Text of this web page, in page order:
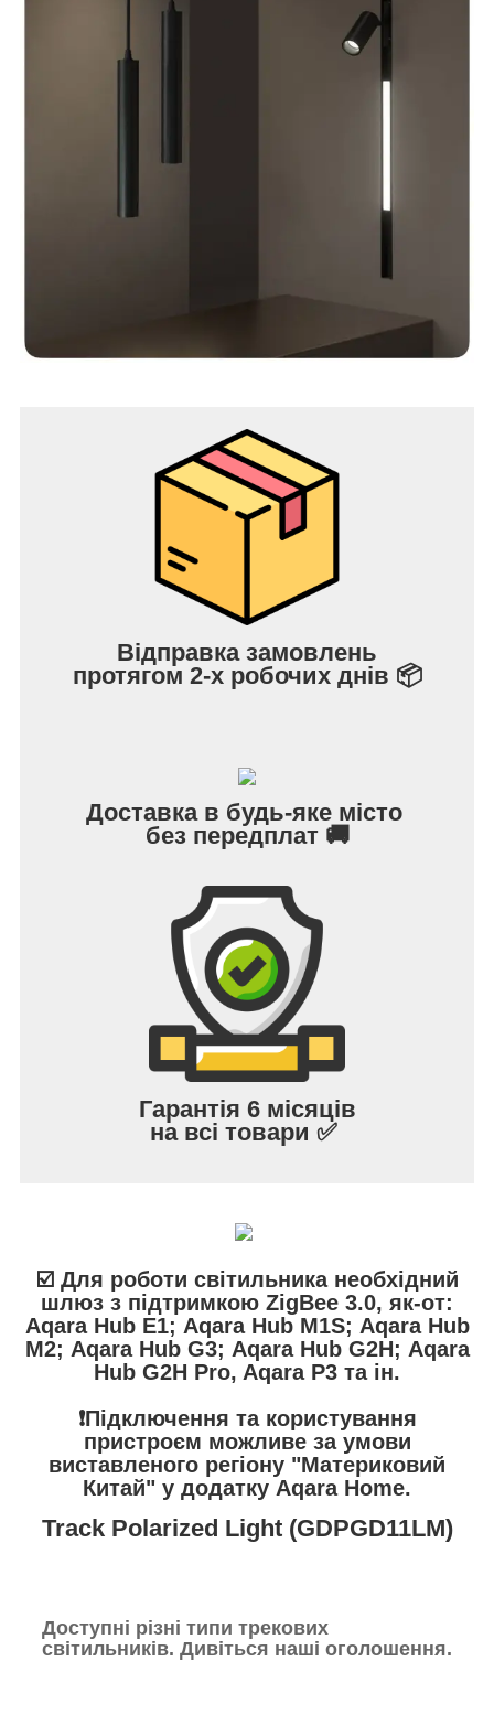
Track Polarized Light (GDPGD11LM)
☑️ Для роботи світильника необхідний
шлюз з підтримкою ZigBee 3.0, як-от:
Aqara Hub E1; Aqara Hub M1S; Aqara Hub
M2; Aqara Hub G3; Aqara Hub G2H; Aqara
Hub G2H Pro, Aqara P3 та ін.
❗️Підключення та користування
пристроєм можливе за умови
виставленого регіону "Материковий
Китай" у додатку Aqara Home.
Відправка замовлень
протягом 2-х робочих днів 📦
Доставка в будь-яке місто
без передплат 🚚
Гарантія 6 місяців
на всі товари ✅
Доступні різні типи трекових
світильників. Дивіться наші оголошення.